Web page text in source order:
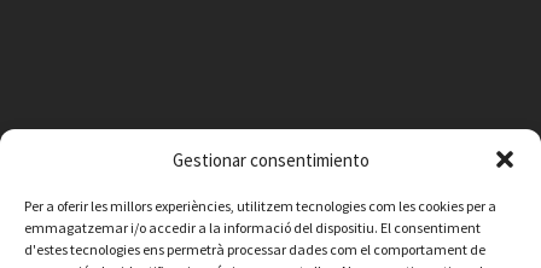
Gestionar consentimiento
Per a oferir les millors experiències, utilitzem tecnologies com les cookies per a
emmagatzemar i/o accedir a la informació del dispositiu. El consentiment
d'estes tecnologies ens permetrà processar dades com el comportament de